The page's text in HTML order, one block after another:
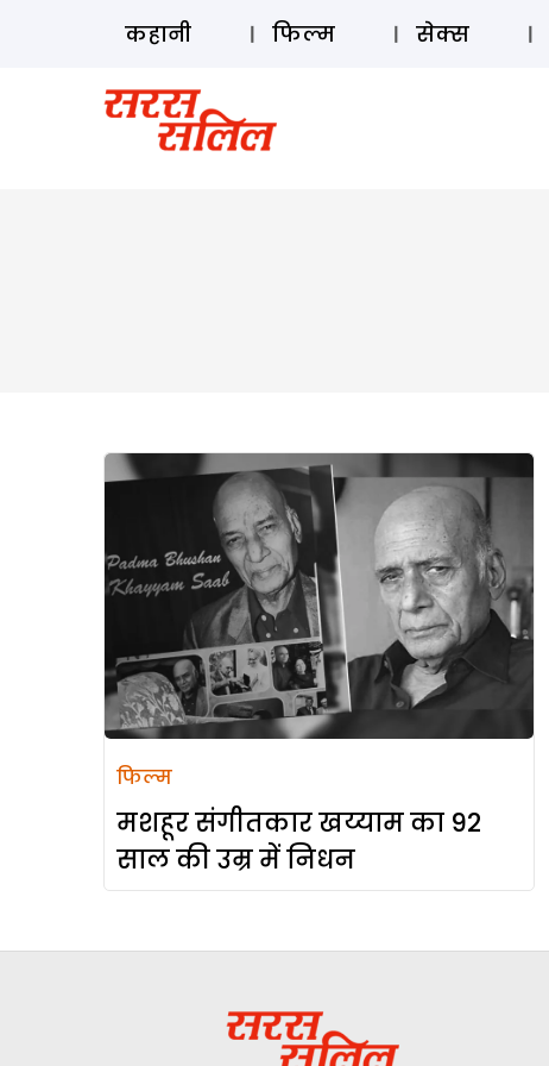
कहानी फिल्म सेक्स
फिल्म
मशहूर संगीतकार खय्याम का 92
साल की उम्र में निधन